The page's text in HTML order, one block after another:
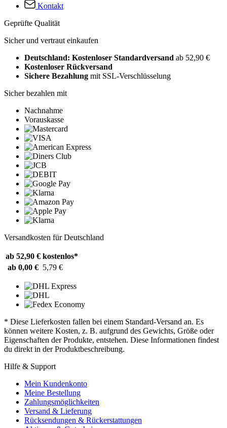
Kontakt
Geprüfte Qualität
Sicher und vertraut einkaufen
Deutschland: Kostenloser Standardversand ab 52,90 €
Kostenloser Rückversand
Sichere Bezahlung mit SSL-Verschlüsselung
Sicher bezahlen mit
Nachnahme
Vorauskasse
Versandkosten für Deutschland
ab 52,90 € kostenlos*
ab 0,00 € 5,79 €
* Diese Lieferkosten fallen bei einem Standard-Versand an. Es
können weitere Kosten, z. B. aufgrund des Gewichts, Größe oder
Eigenschaften der Produkte, entstehen. Diese Informationen findest
du direkt in der Produktbeschreibung.
Hilfe & Support
Mein Kundenkonto
Meine Bestellung
Zahlungsmöglichkeiten
Versand & Lieferung
Rücksendungen & Rückerstattungen